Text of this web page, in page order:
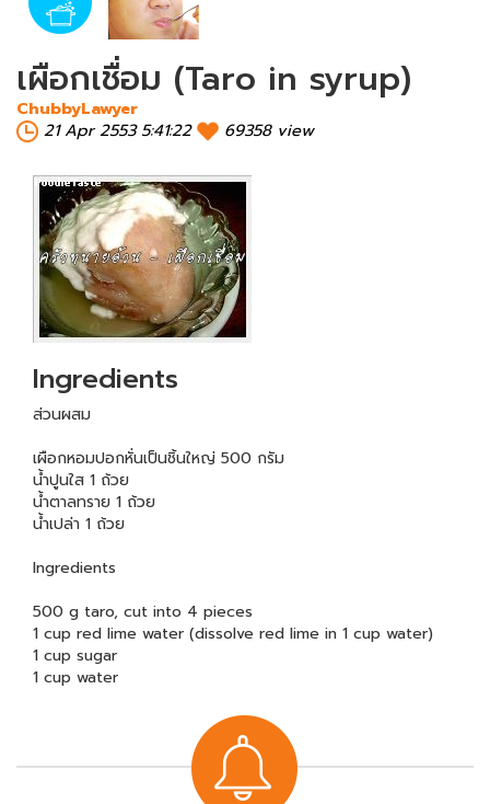
เผือกเชื่อม (Taro in syrup)
ChubbyLawyer
21 Apr 2553 5:41:22
69358 view
Ingredients
ส่วนผสม
เผือกหอมปอกหั่นเป็นชิ้นใหญ่ 500 กรัม
น้ำปูนใส 1 ถ้วย
น้ำตาลทราย 1 ถ้วย
น้ำเปล่า 1 ถ้วย
Ingredients
500 g taro, cut into 4 pieces
1 cup red lime water (dissolve red lime in 1 cup water)
1 cup sugar
1 cup water